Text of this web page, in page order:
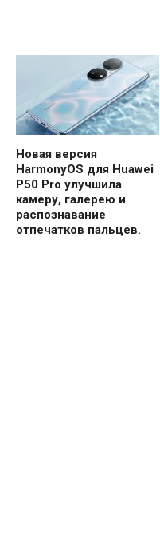
Новая версия
HarmonyOS для Huawei
P50 Pro улучшила
камеру, галерею и
распознавание
отпечатков пальцев.